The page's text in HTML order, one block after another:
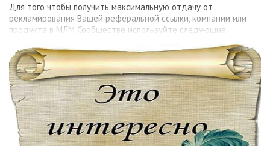
Для того чтобы получить максимальную отдачу от
рекламирования Вашей реферальной ссылки, компании или
продукта в МЛМ Сообществе используйте следующие